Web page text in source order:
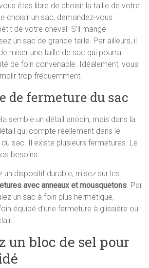
êtes libre de choisir la taille de votre
choisir un sac, demandez-vous
de votre cheval. S’il mange
un sac de grande taille. Par ailleurs, il
miser une taille de sac qui pourra
de foin convenable. Idéalement, vous
trop fréquemment.
de fermeture du sac
semble un détail anodin, mais dans la
qui compte réellement dans le
sac. Il existe plusieurs fermetures. Le
besoins.
un dispositif durable, misez sur les
avec anneaux et mousquetons . Par
un sac à foin plus hermétique,
équipé d’une fermeture à glissière ou
un bloc de sel pour